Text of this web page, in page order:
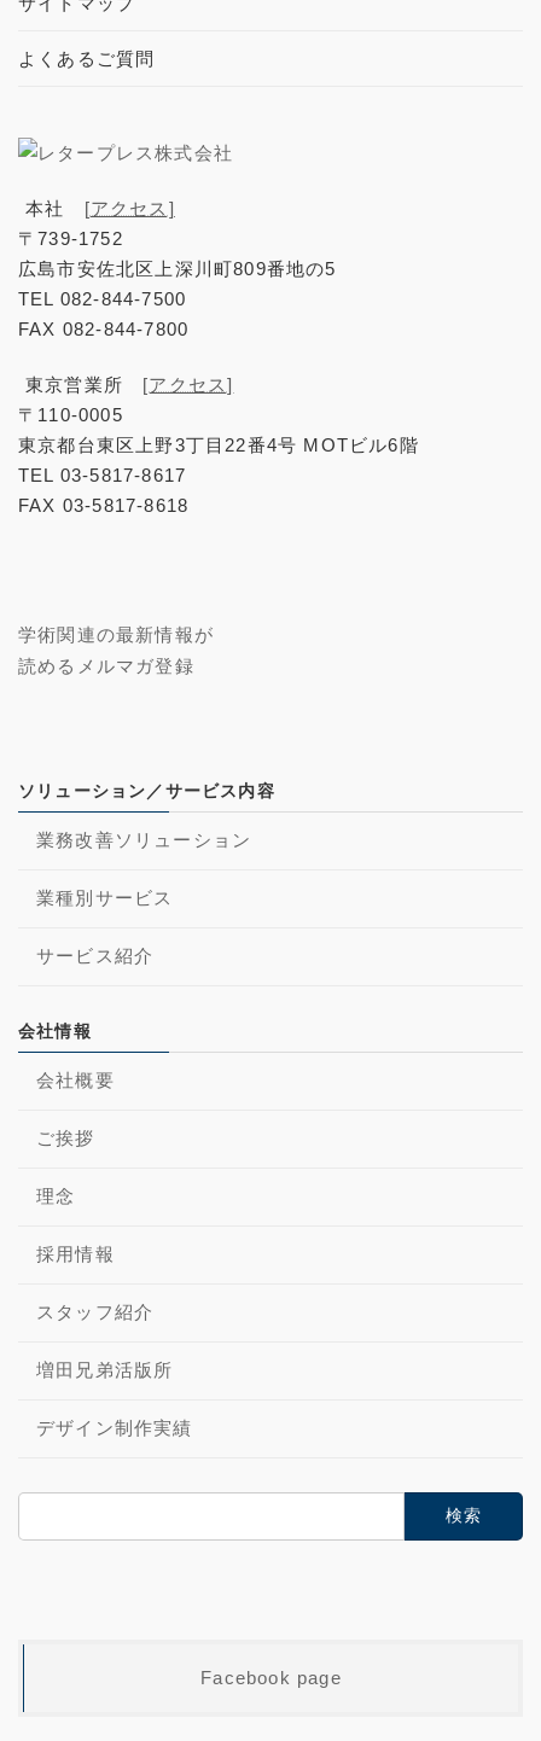
よくあるご質問
本社 [アクセス]
〒739-1752
広島市安佐北区上深川町809番地の5
TEL 082-844-7500
FAX 082-844-7800
東京営業所 [アクセス]
〒110-0005
東京都台東区上野3丁目22番4号 MOTビル6階
TEL 03-5817-8617
FAX 03-5817-8618
学術関連の最新情報が
読めるメルマガ登録
ソリューション／サービス内容
業務改善ソリューション
業種別サービス
サービス紹介
会社情報
会社概要
ご挨拶
理念
採用情報
スタッフ紹介
増田兄弟活版所
デザイン制作実績
索:
Facebook page